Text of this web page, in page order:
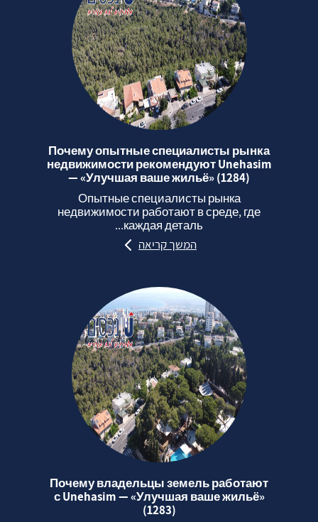
Почему опытные специалисты рынка
недвижимости рекомендуют Unehasim
— «Улучшая ваше жильё» (1284)
Опытные специалисты рынка
недвижимости работают в среде, где
каждая деталь...
המשך קריאה
Почему владельцы земель работают
с Unehasim — «Улучшая ваше жильё»
(1283)